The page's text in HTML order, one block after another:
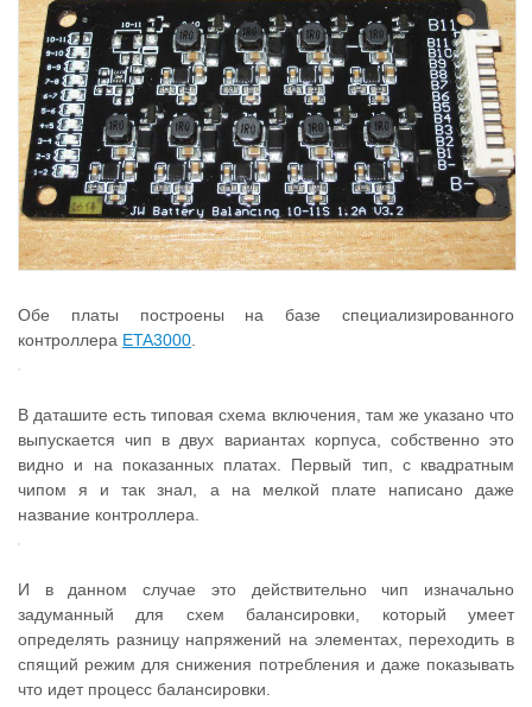
Обе платы построены на базе специализированного
контроллера ETA3000
В даташите есть типовая схема включения, там же указано что
выпускается чип в двух вариантах корпуса, собственно это
видно и на показанных платах. Первый тип, с квадратным
чипом я и так знал, а на мелкой плате написано даже
название контроллера.
И в данном случае это действительно чип изначально
задуманный для схем балансировки, который умеет
определять разницу напряжений на элементах, переходить в
спящий режим для снижения потребления и даже показывать
что идет процесс балансировки.